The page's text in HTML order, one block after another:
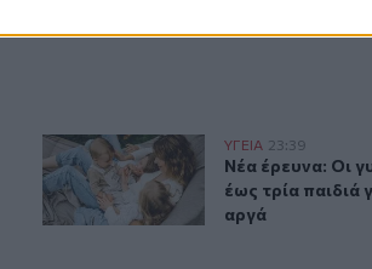
πάρετε μαζί σας
Νέα έρευνα: Οι γυναίκες με δύο έως
ΥΓΕΙΑ 23:39
Νέα έρευνα: Οι
Νέα έρευνα: Οι
έως τρία παιδιά
αργά